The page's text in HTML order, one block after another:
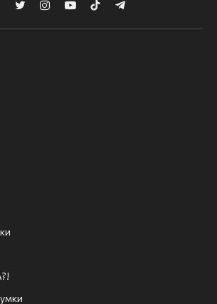
TwitterInstagramYouTubeTikTokTelegram